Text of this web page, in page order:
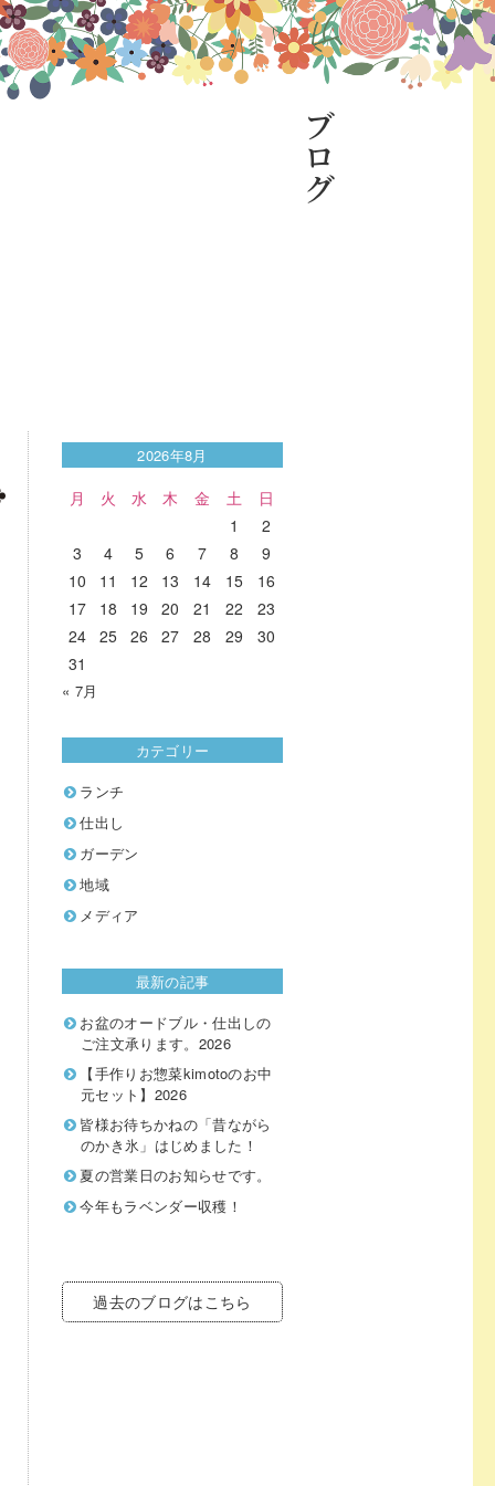
ブログ
2026年8月
月 火 水 木 金 土
日
1
2
3
4 5 6 7 8
9
10
11 12 13 14 15
16
17
18 19 20 21 22
23
24 25 26 27 28 29
30
31
« 7月
カテゴリー
ランチ
仕出し
ガーデン
地域
メディア
最新の記事
お盆のオードブル・仕出しの
ご注文承ります。2026
【手作りお惣菜kimotoのお中
元セット】2026
皆様お待ちかねの「昔ながら
のかき氷」はじめました！
夏の営業日のお知らせです。
今年もラベンダー収穫！
過去のブログはこちら